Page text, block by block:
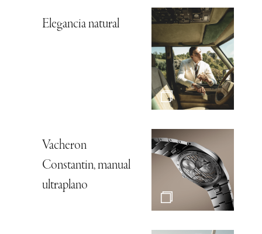
Elegancia natural
Vacheron
Constantin, manual
ultraplano